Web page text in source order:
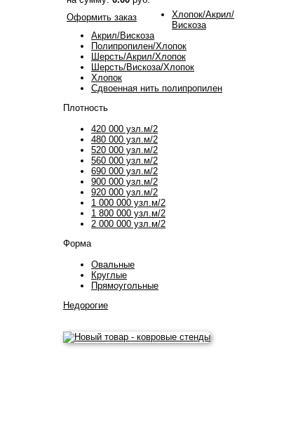
Оформить заказ
Хлопок/Акрил/
Вискоза
Акрил/Вискоза
Полипропилен/Хлопок
Шерсть/Акрил/Хлопок
Шерсть/Вискоза/Хлопок
Хлопок
Сдвоенная нить полипропилен
Плотность
420 000 узл.м/2
480 000 узл.м/2
520 000 узл.м/2
560 000 узл.м/2
690 000 узл.м/2
900 000 узл.м/2
920 000 узл.м/2
1 000 000 узл.м/2
1 800 000 узл.м/2
2 000 000 узл.м/2
Форма
Овальные
Круглые
Прямоугольные
Недорогие